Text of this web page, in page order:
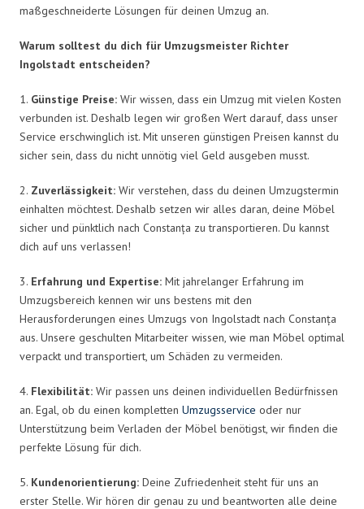
maßgeschneiderte Lösungen für deinen Umzug an.
Warum solltest du dich für Umzugsmeister Richter
Ingolstadt entscheiden?
1. Günstige Preise: Wir wissen, dass ein Umzug mit vielen Kosten
verbunden ist. Deshalb legen wir großen Wert darauf, dass unser
Service erschwinglich ist. Mit unseren günstigen Preisen kannst du
sicher sein, dass du nicht unnötig viel Geld ausgeben musst.
2. Zuverlässigkeit: Wir verstehen, dass du deinen Umzugstermin
einhalten möchtest. Deshalb setzen wir alles daran, deine Möbel
sicher und pünktlich nach Constanța zu transportieren. Du kannst
dich auf uns verlassen!
3. Erfahrung und Expertise: Mit jahrelanger Erfahrung im
Umzugsbereich kennen wir uns bestens mit den
Herausforderungen eines Umzugs von Ingolstadt nach Constanța
aus. Unsere geschulten Mitarbeiter wissen, wie man Möbel optimal
verpackt und transportiert, um Schäden zu vermeiden.
4. Flexibilität: Wir passen uns deinen individuellen Bedürfnissen
an. Egal, ob du einen kompletten Umzugsservice oder nur
Unterstützung beim Verladen der Möbel benötigst, wir finden die
perfekte Lösung für dich.
5. Kundenorientierung: Deine Zufriedenheit steht für uns an
erster Stelle. Wir hören dir genau zu und beantworten alle deine